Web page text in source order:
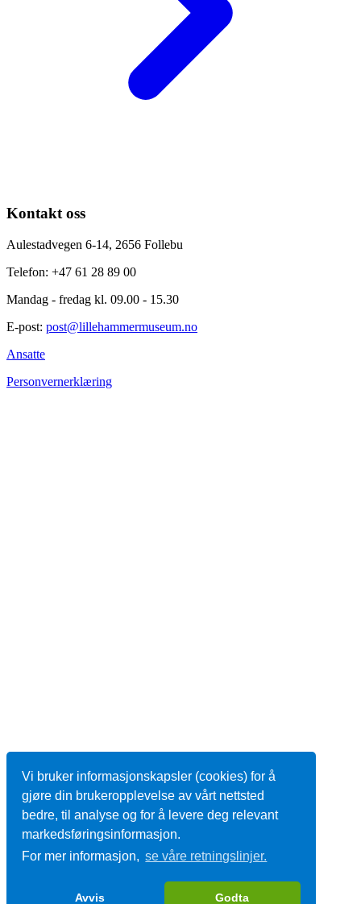
Vi bruker informasjonskapsler (cookies) for å
gjøre din brukeropplevelse av vårt nettsted
bedre, til analyse og for å levere deg relevant
markedsføringsinformasjon.
For mer informasjon, se våre retningslinjer.
Avvis Godta
Kontakt oss
Aulestadvegen 6-14, 2656 Follebu
Telefon: +47 61 28 89 00
Mandag - fredag kl. 09.00 - 15.30
E-post: post@lillehammermuseum.no
Ansatte
Personvernerklæring